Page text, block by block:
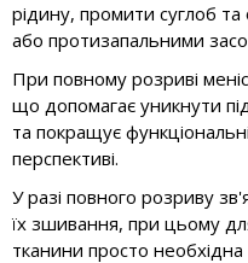
рідину, промити суглоб
або протизапальними
При повному розриві
що допомагає уникнути
та покращує
перспективі.
У разі повного розриву
їх зшивання, при цьому
тканини просто необхідна